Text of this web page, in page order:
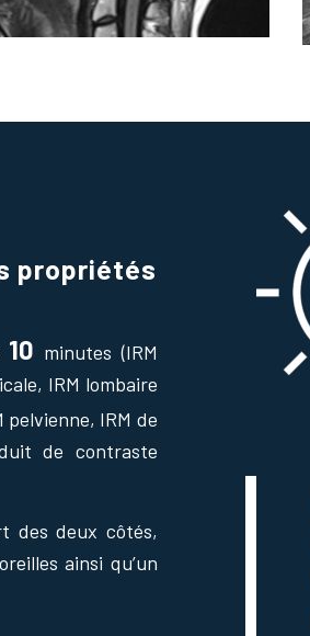
propriétés
10 minutes (IRM
IRM lombaire
pelvienne, IRM de
de contraste
des deux côtés,
ainsi qu’un